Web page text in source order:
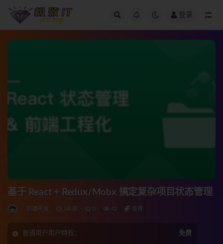
登录
基于 React + Redux/Mobx 搞定复杂项目状态管理
前端开发 3年前 0 42 免费
普通用户用户特权： 免费